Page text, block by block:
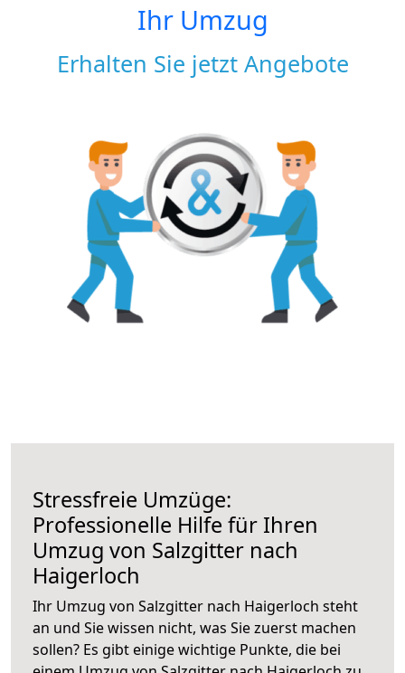
Ihr Umzug
Erhalten Sie jetzt Angebote
Stressfreie Umzüge:
Professionelle Hilfe für Ihren
Umzug von Salzgitter nach
Haigerloch
Ihr Umzug von Salzgitter nach Haigerloch steht
an und Sie wissen nicht, was Sie zuerst machen
sollen? Es gibt einige wichtige Punkte, die bei